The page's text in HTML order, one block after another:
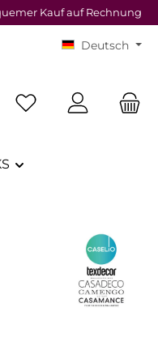
Kauf auf Rechnung
Deutsch
Du hast 0 Produkte